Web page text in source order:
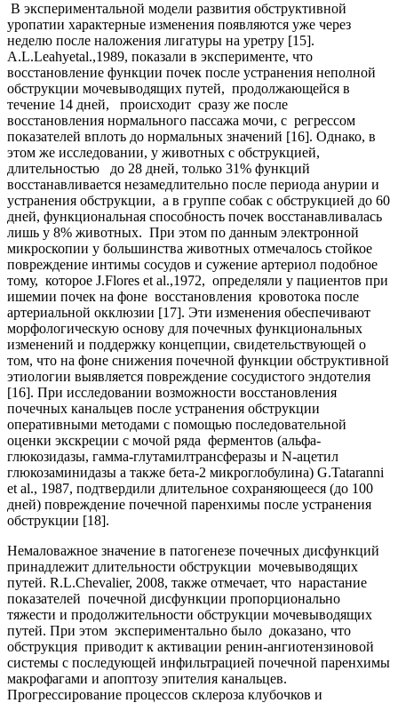
В экспериментальной модели развития обструктивной
уропатии характерные изменения появляются уже через
неделю после наложения лигатуры на уретру [15].
А.L.Leahyetal.,1989, показали в эксперименте, что
восстановление функции почек после устранения неполной
обструкции мочевыводящих путей, продолжающейся в
течение 14 дней, происходит сразу же после
восстановления нормального пассажа мочи, с регрессом
показателей вплоть до нормальных значений [16]. Однако, в
этом же исследовании, у животных с обструкцией,
длительностью до 28 дней, только 31% функций
восстанавливается незамедлительно после периода анурии и
устранения обструкции, а в группе собак с обструкцией до 60
дней, функциональная способность почек восстанавливалась
лишь у 8% животных. При этом по данным электронной
микроскопии у большинства животных отмечалось стойкое
повреждение интимы сосудов и сужение артериол подобное
тому, которое J.Flores et al.,1972, определяли у пациентов при
ишемии почек на фоне восстановления кровотока после
артериальной окклюзии [17]. Эти изменения обеспечивают
морфологическую основу для почечных функциональных
изменений и поддержку концепции, свидетельствующей о
том, что на фоне снижения почечной функции обструктивной
этиологии выявляется повреждение сосудистого эндотелия
[16]. При исследовании возможности восстановления
почечных канальцев после устранения обструкции
оперативными методами с помощью последовательной
оценки экскреции с мочой ряда ферментов (альфа-
глюкозидазы, гамма-глутамилтрансферазы и N-ацетил
глюкозаминидазы а также бета-2 микроглобулина) G.Tataranni
et al., 1987, подтвердили длительное сохраняющееся (до 100
дней) повреждение почечной паренхимы после устранения
обструкции [18].
Немаловажное значение в патогенезе почечных дисфункций
принадлежит длительности обструкции мочевыводящих
путей. R.L.Chevalier, 2008, также отмечает, что нарастание
показателей почечной дисфункции пропорционально
тяжести и продолжительности обструкции мочевыводящих
путей. При этом экспериментально было доказано, что
обструкция приводит к активации ренин-ангиотензиновой
системы с последующей инфильтрацией почечной паренхимы
макрофагами и апоптозу эпителия канальцев.
Прогрессирование процессов склероза клубочков и